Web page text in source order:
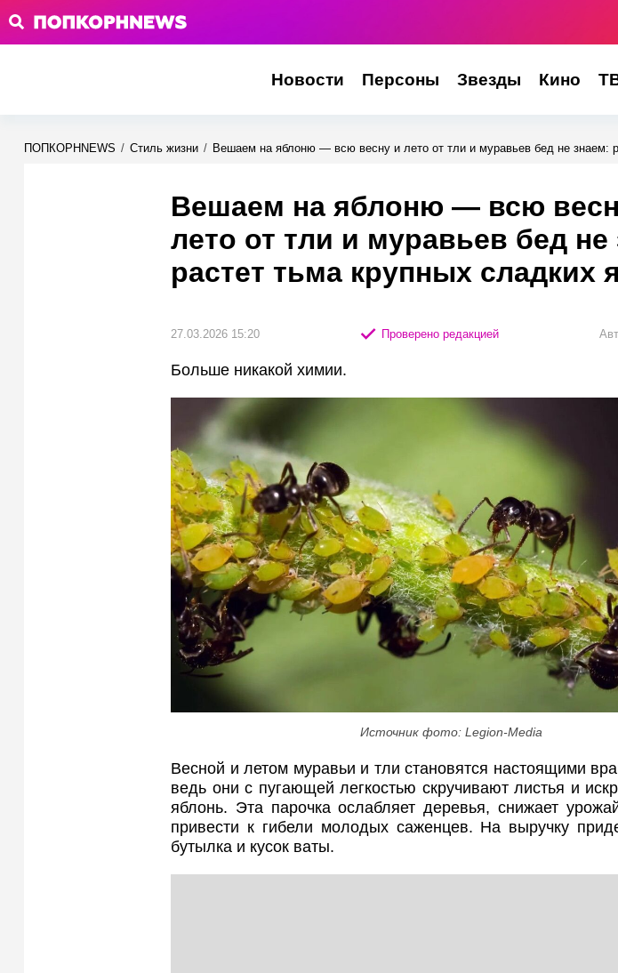
Новости Персоны Звезды Кино
ПОПКОРНNEWS / Стиль жизни / Вешаем на яблоню — всю весну и лето от тли и муравьев бед не знаем:
Вешаем на яблоню — всю
лето от тли и муравьев бед не
растет тьма крупных сладких
27.03.2026 15:20 Проверено редакцией
Больше никакой химии.
Источник фото: Legion-Media
Весной и летом муравьи и тли становятся настоящими
ведь они с пугающей легкостью скручивают листья и
яблонь. Эта парочка ослабляет деревья, снижает
привести к гибели молодых саженцев. На выручку
бутылка и кусок ваты.